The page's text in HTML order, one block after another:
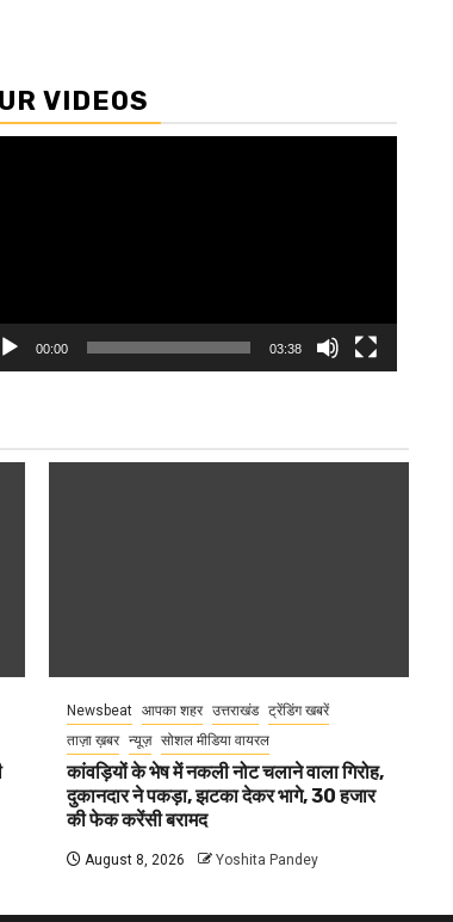
VIDEOS
00:00 03:38
Newsbeat आपका शहर उत्तराखंड
ट्रेंडिंग खबरें
ताज़ा ख़बर
न्यूज़ सोशल मीडिया वायरल
कांवड़ियों के भेष में नकली नोट चलाने वाला गिरोह,
दुकानदार ने पकड़ा, झटका देकर भागे, 30 हजार
की फेक करेंसी बरामद
August 8, 2026 Yoshita Pandey